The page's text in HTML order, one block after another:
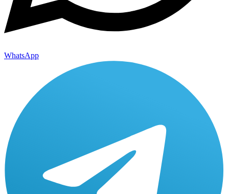
WhatsApp